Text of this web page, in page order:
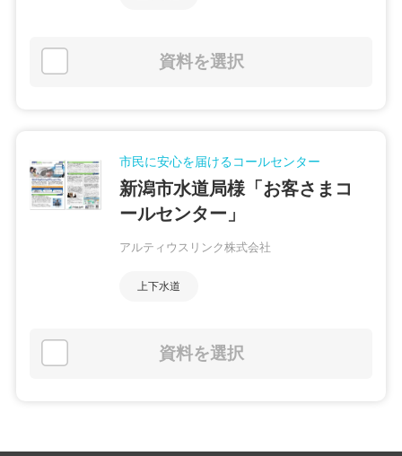
資料を選択
市民に安心を届けるコールセンター
新潟市水道局様「お客さまコ
ールセンター」
アルティウスリンク株式会社
上下水道
資料を選択